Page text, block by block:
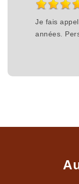
Je fais
années.